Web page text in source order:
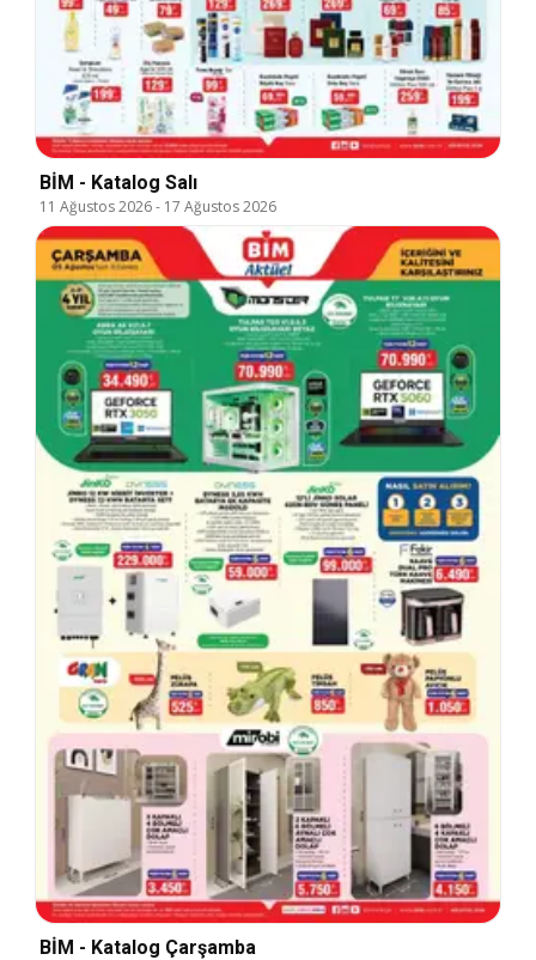
BİM - Katalog Salı
11 Ağustos 2026- 17 Ağustos 2026
BİM - Katalog Çarşamba